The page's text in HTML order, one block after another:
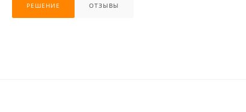
РЕШЕНИЕ ОТЗЫВЫ